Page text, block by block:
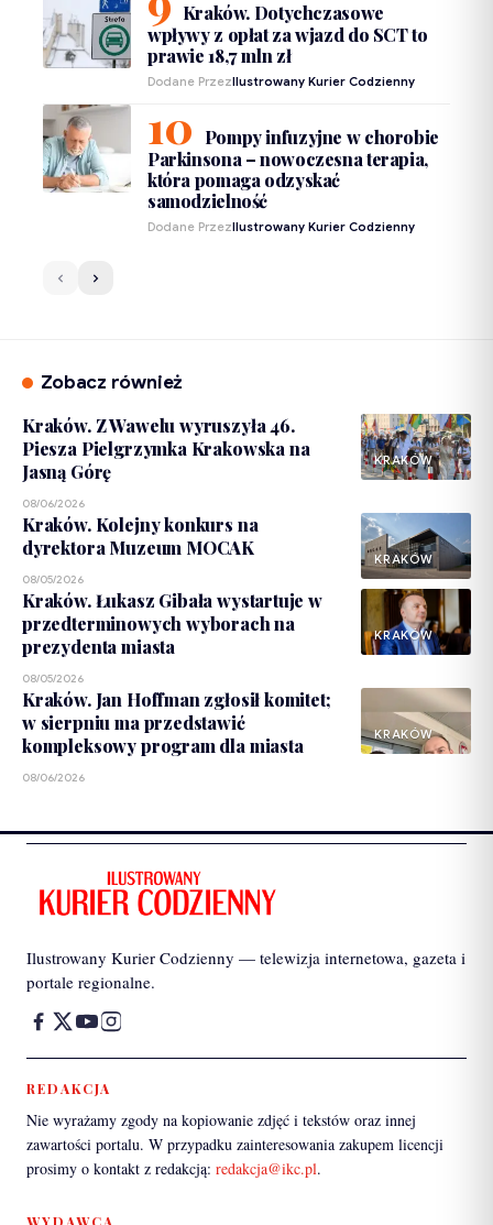
Kraków. Dotychczasowe
wpływy z opłat za wjazd do SCT to
prawie 18,7 mln zł
Dodane PrzezIlustrowany Kurier Codzienny
Pompy infuzyjne w chorobie
Parkinsona – nowoczesna terapia,
która pomaga odzyskać
samodzielność
Dodane PrzezIlustrowany Kurier Codzienny
Zobacz również
KRAKÓW
Kraków. Z Wawelu wyruszyła 46.
Piesza Pielgrzymka Krakowska na
Jasną Górę
08/06/2026
KRAKÓW
Kraków. Kolejny konkurs na
dyrektora Muzeum MOCAK
08/05/2026
KRAKÓW
Kraków. Łukasz Gibała wystartuje w
przedterminowych wyborach na
prezydenta miasta
08/05/2026
KRAKÓW
Kraków. Jan Hoffman zgłosił komitet;
w sierpniu ma przedstawić
kompleksowy program dla miasta
08/06/2026
Ilustrowany Kurier Codzienny — telewizja internetowa, gazeta i
portale regionalne.
REDAKCJA
Nie wyrażamy zgody na kopiowanie zdjęć i tekstów oraz innej
zawartości portalu. W przypadku zainteresowania zakupem licencji
prosimy o kontakt z redakcją: redakcja@ikc.pl.